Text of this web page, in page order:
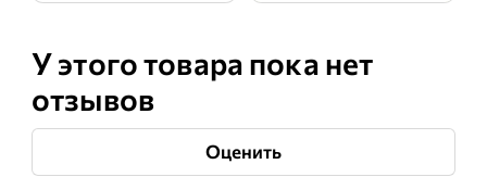
У этого товара пока нет
отзывов
Оценить